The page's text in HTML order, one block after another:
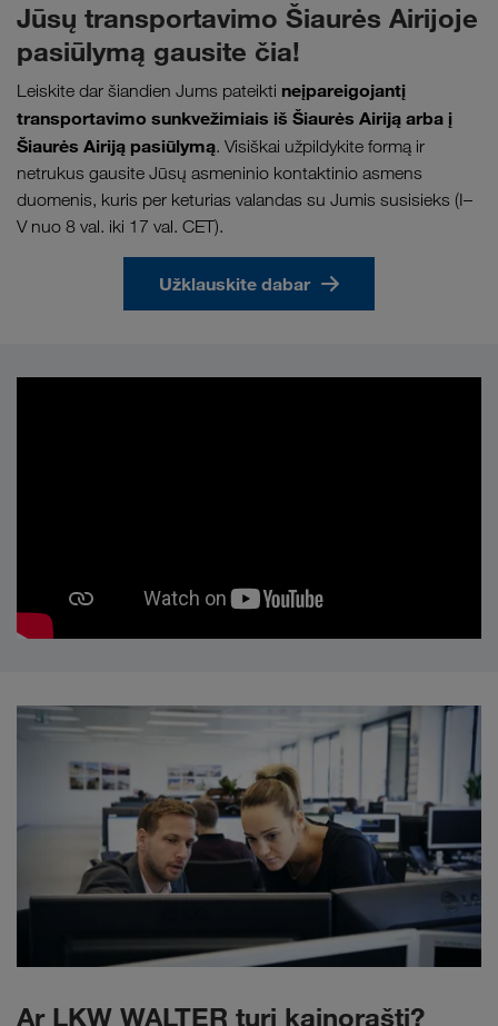
Jūsų transportavimo Šiaurės Airijoje
pasiūlymą gausite čia!
Leiskite dar šiandien Jums pateikti neįpareigojantį
transportavimo sunkvežimiais iš Šiaurės Airiją arba į
Šiaurės Airiją pasiūlymą. Visiškai užpildykite formą ir
netrukus gausite Jūsų asmeninio kontaktinio asmens
duomenis, kuris per keturias valandas su Jumis susisieks (I–
V nuo 8 val. iki 17 val. CET).
Užklauskite dabar
Ar LKW WALTER turi kainoraštį?